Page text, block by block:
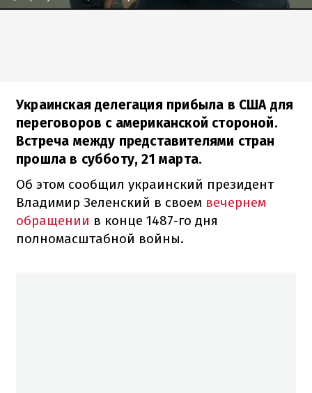
Украинская делегация прибыла в США для
переговоров с американской стороной.
Встреча между представителями стран
прошла в субботу, 21 марта.
Об этом сообщил украинский президент
Владимир Зеленский в своем вечернем
обращении в конце 1487-го дня
полномасштабной войны.